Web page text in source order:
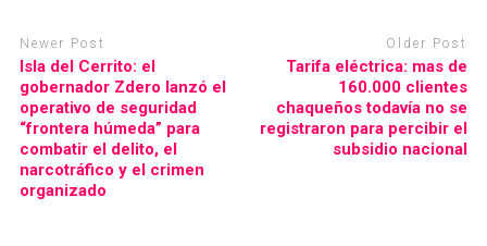
Newer Post
Isla del Cerrito: el
gobernador Zdero lanzó el
operativo de seguridad
“frontera húmeda” para
combatir el delito, el
narcotráfico y el crimen
organizado
Older Post
Tarifa eléctrica: mas de
160.000 clientes
chaqueños todavía no se
registraron para percibir el
subsidio nacional